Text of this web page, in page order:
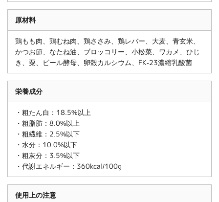
原材料
鶏もも肉、鶏むね肉、鶏ささみ、鶏レバー、大麦、青玄米、
かつお節、なたね油、ブロッコリー、小松菜、ワカメ、ひじ
き、粟、ビール酵母、卵殻カルシウム、FK-23濃縮乳酸菌
栄養成分
・粗たん白：18.5%以上
・粗脂肪：8.0%以上
・粗繊維：2.5%以下
・水分：10.0%以下
・粗灰分：3.5%以下
・代謝エネルギー：360kcal/100g
使用上の注意